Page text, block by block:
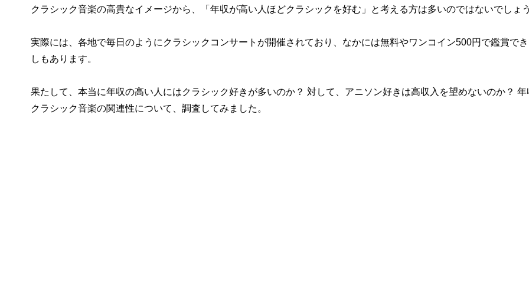
クラシック音楽の高貴なイメージから、「年収が高い人ほどクラシックを好む」と考える方は多いのではないでしょ
実際には、各地で毎日のようにクラシックコンサートが開催されており、なかには無料やワンコイン500円で鑑賞で
しもあります。
果たして、本当に年収の高い人にはクラシック好きが多いのか？ 対して、アニソン好きは高収入を望めないのか？ 年
クラシック音楽の関連性について、調査してみました。